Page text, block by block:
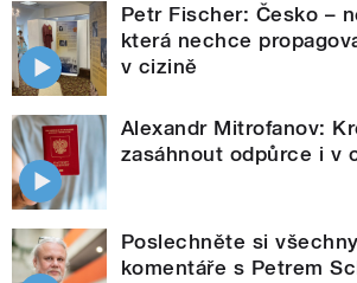
Petr Fischer: Česko –
která nechce
v cizině
Alexandr Mitrofanov:
zasáhnout odpůrce i v
Poslechněte si
komentáře s Petrem